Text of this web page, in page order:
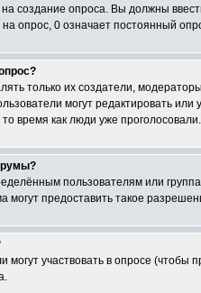
на создание опроса. Вы должны
опрос, 0 означает постоянный
только их создатели,
могут редактировать
время как люди уже проголосовали.
пользователям или
предоставить такое
могут участвовать в опросе